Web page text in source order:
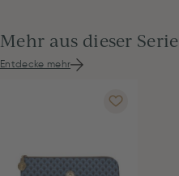
Mehr aus dieser Serie
Entdecke mehr